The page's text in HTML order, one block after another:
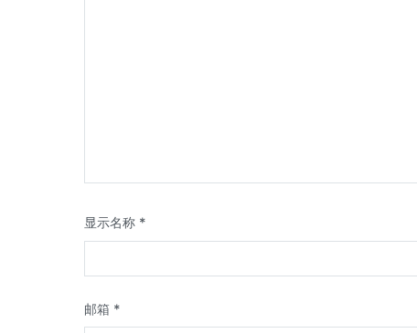
显示名称 *
邮箱 *